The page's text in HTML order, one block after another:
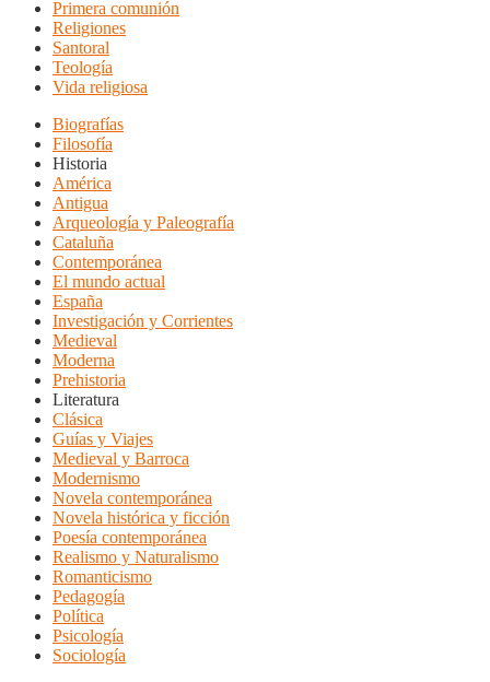
Primera comunión
Religiones
Santoral
Teología
Vida religiosa
Biografías
Filosofía
Historia
América
Antigua
Arqueología y Paleografía
Cataluña
Contemporánea
El mundo actual
España
Investigación y Corrientes
Medieval
Moderna
Prehistoria
Literatura
Clásica
Guías y Viajes
Medieval y Barroca
Modernismo
Novela contemporánea
Novela histórica y ficción
Poesía contemporánea
Realismo y Naturalismo
Romanticismo
Pedagogía
Política
Psicología
Sociología